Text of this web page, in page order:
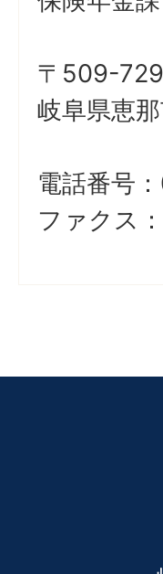
〒509-
岐阜県恵
電話番号
ファクス